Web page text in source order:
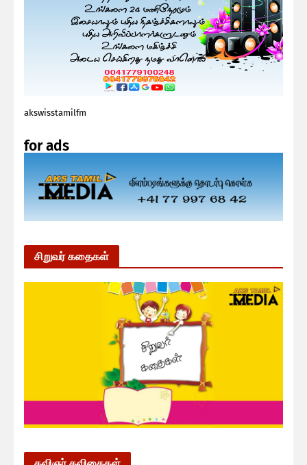
akswisstamilfm
for ads
சிறுவர் கதைகள்